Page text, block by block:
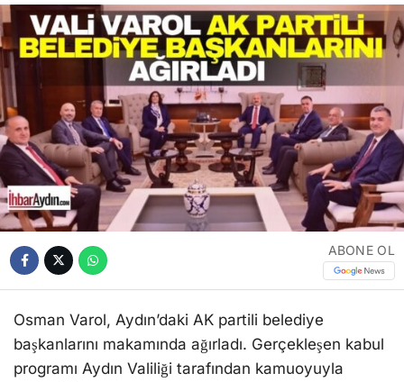
ABONE OL
Osman Varol, Aydın’daki AK partili belediye
başkanlarını makamında ağırladı. Gerçekleşen kabul
programı Aydın Valiliği tarafından kamuoyuyla